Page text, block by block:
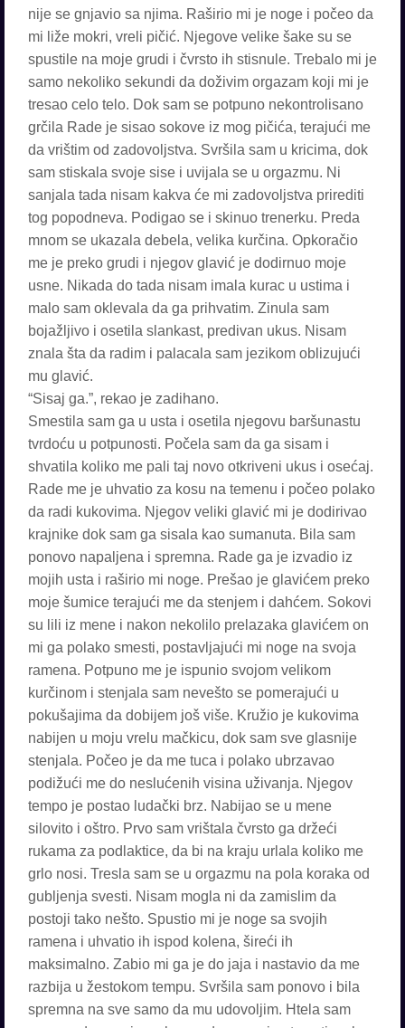
nije se gnjavio sa njima. Raširio mi je noge i počeo da
mi liže mokri, vreli pičić. Njegove velike šake su se
spustile na moje grudi i čvrsto ih stisnule. Trebalo mi je
samo nekoliko sekundi da doživim orgazam koji mi je
tresao celo telo. Dok sam se potpuno nekontrolisano
grčila Rade je sisao sokove iz mog pičića, terajući me
da vrištim od zadovoljstva. Svršila sam u kricima, dok
sam stiskala svoje sise i uvijala se u orgazmu. Ni
sanjala tada nisam kakva će mi zadovoljstva prirediti
tog popodneva. Podigao se i skinuo trenerku. Preda
mnom se ukazala debela, velika kurčina. Opkoračio
me je preko grudi i njegov glavić je dodirnuo moje
usne. Nikada do tada nisam imala kurac u ustima i
malo sam oklevala da ga prihvatim. Zinula sam
bojažljivo i osetila slankast, predivan ukus. Nisam
znala šta da radim i palacala sam jezikom oblizujući
mu glavić.
“Sisaj ga.”, rekao je zadihano.
Smestila sam ga u usta i osetila njegovu baršunastu
tvrdoću u potpunosti. Počela sam da ga sisam i
shvatila koliko me pali taj novo otkriveni ukus i osećaj.
Rade me je uhvatio za kosu na temenu i počeo polako
da radi kukovima. Njegov veliki glavić mi je dodirivao
krajnike dok sam ga sisala kao sumanuta. Bila sam
ponovo napaljena i spremna. Rade ga je izvadio iz
mojih usta i raširio mi noge. Prešao je glavićem preko
moje šumice terajući me da stenjem i dahćem. Sokovi
su lili iz mene i nakon nekolilo prelazaka glavićem on
mi ga polako smesti, postavljajući mi noge na svoja
ramena. Potpuno me je ispunio svojom velikom
kurčinom i stenjala sam nevešto se pomerajući u
pokušajima da dobijem još više. Kružio je kukovima
nabijen u moju vrelu mačkicu, dok sam sve glasnije
stenjala. Počeo je da me tuca i polako ubrzavao
podižući me do neslućenih visina uživanja. Njegov
tempo je postao ludački brz. Nabijao se u mene
silovito i oštro. Prvo sam vrištala čvrsto ga držeći
rukama za podlaktice, da bi na kraju urlala koliko me
grlo nosi. Tresla sam se u orgazmu na pola koraka od
gubljenja svesti. Nisam mogla ni da zamislim da
postoji tako nešto. Spustio mi je noge sa svojih
ramena i uhvatio ih ispod kolena, šireći ih
maksimalno. Zabio mi ga je do jaja i nastavio da me
razbija u žestokom tempu. Svršila sam ponovo i bila
spremna na sve samo da mu udovoljim. Htela sam